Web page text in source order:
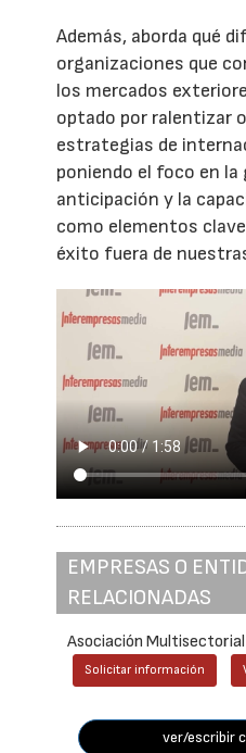
Además, aborda qué
organizaciones que
los mercados
optado por ralentizar
estrategias de
poniendo el foco en
anticipación y la
como elementos
éxito fuera de
EMPRESAS O
RELACIONADAS
Asociación
Solicitar información
ver/escribir